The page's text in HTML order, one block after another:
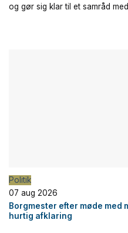
og gør sig klar til et samråd
Politik
07 aug 2026
Borgmester efter møde med
hurtig afklaring